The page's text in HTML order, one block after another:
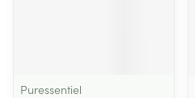
Puressentiel